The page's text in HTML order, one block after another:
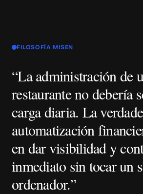
FILOSOFÍA MISEN
“La administración de
restaurante no debería
carga diaria. La
automatización
en dar visibilidad y
inmediato sin tocar un
ordenador.”